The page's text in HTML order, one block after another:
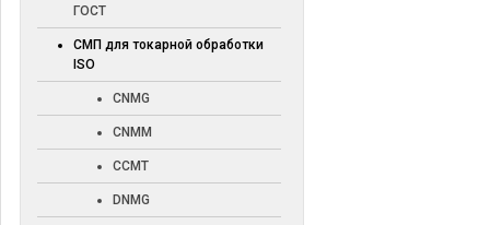
ГОСТ
СМП для токарной обработки
ISO
CNMG
CNMM
CCMT
DNMG